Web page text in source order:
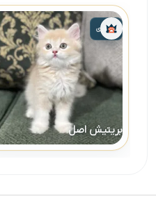
واگذاری
بریتیش اصل